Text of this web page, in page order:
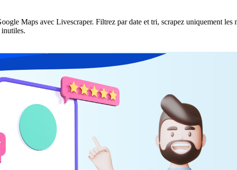
Maps avec Livescraper. Filtrez par date et tri, scrapez uniquement
inutiles.